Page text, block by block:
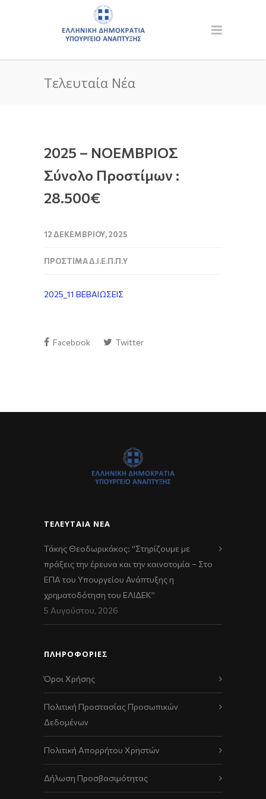
Τελευταία Νέα
2025 – ΝΟΕΜΒΡΙΟΣ
Σύνολο Προστίμων :
28.500€
12 ΔΕΚΕΜΒΡΊΟΥ, 2025
ΠΡΌΣΤΙΜΑ Δ.Ι.Ε.Π.Π.Υ
2025_11 ΒΕΒΑΙΩΣΕΙΣ
Facebook Twitter
ΤΕΛΕΥΤΑΊΑ ΝΈΑ
Τάκης Θεοδωρικάκος: “Στηρίζουμε με
πράξεις την έρευνα και την καινοτομία – Στο
ΕΠΑ του Υπουργείου Ανάπτυξης η
χρηματοδότηση του ΕΛΙΔΕΚ”
5 Αυγούστου, 2026
ΠΛΗΡΟΦΟΡΙΕΣ
Όροι Χρήσης
Πολιτική Προστασίας Προσωπικών
Δεδομένων
Πολιτική Απορρήτου Χρηστών
Δήλωση Προσβασιμότητας